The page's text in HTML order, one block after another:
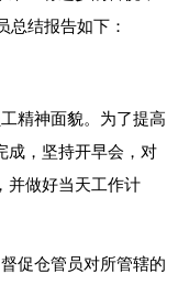
总结报告如下：
精神面貌。为了提高
成，坚持开早会，对
并做好当天工作计
促仓管员对所管辖的